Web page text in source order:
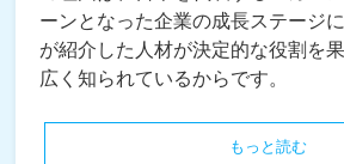
ーンとなった企業の成長ステージ
が紹介した人材が決定的な役割を
広く知られているからです。
もっと読む